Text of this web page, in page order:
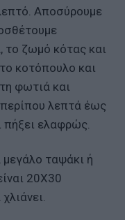
Αποσύρουμε
το ζωμό κότας και
κοτόπουλο και
φωτιά και
περίπου λεπτά έως
πήξει ελαφρώς.
ταψάκι ή
20Χ30